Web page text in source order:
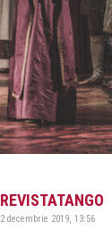
REVISTATANGO
2 decembrie 2019, 13:56